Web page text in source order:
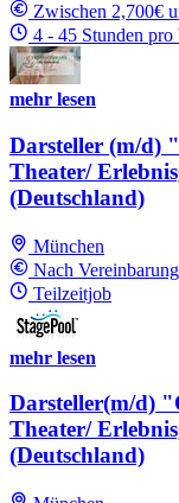
Zwischen 2,700€
4 - 45 Stunden pro
mehr lesen
Darsteller (m/d)
Theater/
(Deutschland)
München
Nach Vereinbarung
Teilzeitjob
mehr lesen
Darsteller(m/d)
Theater/
(Deutschland)